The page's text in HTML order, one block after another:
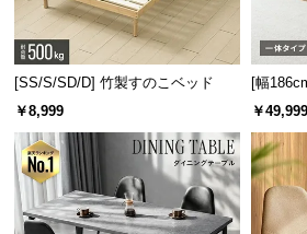
サ
ポ
ー
ト
[SS/S/SD/D] 竹製すのこベッド
￥8,999
[幅
人掛け
グ 天然
￥49,999